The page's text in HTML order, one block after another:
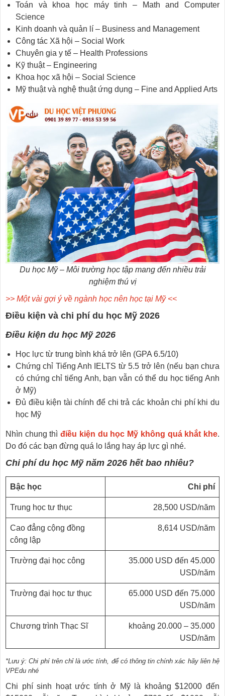
Toán và khoa học máy tinh – Math and Computer
Science
Kinh doanh và quản lí – Business and Management
Công tác Xã hội – Social Work
Chuyên gia y tế – Health Professions
Kỹ thuật – Engineering
Khoa học xã hội – Social Science
Mỹ thuật và nghệ thuật ứng dụng – Fine and Applied Arts
Du học Mỹ – Môi trường học tập mang đến nhiều trải
nghiệm thú vị
>> Một vài gợi ý về ngành học nên học tại Mỹ <<
Điều kiện và chi phí du học Mỹ 2026
Điều kiện du học Mỹ 2026
Học lực từ trung bình khá trở lên (GPA 6.5/10)
Chứng chỉ Tiếng Anh IELTS từ 5.5 trở lên (nếu bạn chưa
có chứng chỉ tiếng Anh, bạn vẫn có thể du học tiếng Anh
ở Mỹ)
Đủ điều kiện tài chính để chi trả các khoản chi phí khi du
học Mỹ
Nhìn chung thìđiều kiện du học Mỹ không quá khắt khe.
Do đó các bạn đừng quá lo lắng hay áp lực gì nhé.
Chi phí du học Mỹ năm 2026 hết bao nhiêu?
Bậc học Chi phí
Trung học tư thục 28,500 USD/năm
Cao đẳng cộng đồng
công lập
8,614 USD/năm
Trường đại học công
35.000 USD đến 45.000
USD/năm
Trường đại học tư thục
65.000 USD đến 75.000
USD/năm
Chương trình Thạc Sĩ
khoảng 20.000 – 35.000
USD/năm
*Lưu ý: Chi phí trên chỉ là ước tính, để có thông tin chính xác hãy liên hệ
VPEdu nhé
Chi phí sinh hoạt ước tính ở Mỹ là khoảng $12000 đến